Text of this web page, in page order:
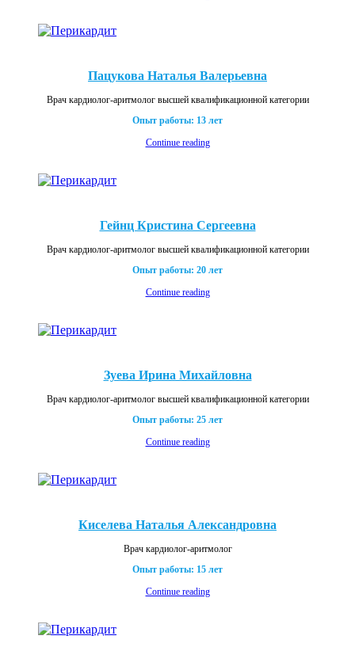
Пацукова Наталья Валерьевна
Врач кардиолог-аритмолог высшей квалификационной категории
Опыт работы: 13 лет
Continue reading
Гейнц Кристина Сергеевна
Врач кардиолог-аритмолог высшей квалификационной категории
Опыт работы: 20 лет
Continue reading
Зуева Ирина Михайловна
Врач кардиолог-аритмолог высшей квалификационной категории
Опыт работы: 25 лет
Continue reading
Киселева Наталья Александровна
Врач кардиолог-аритмолог
Опыт работы: 15 лет
Continue reading